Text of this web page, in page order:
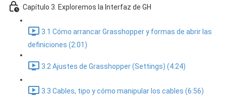
Capítulo 3. Exploremos la Interfaz de GH
3.1 Cómo arrancar Grasshopper y formas de abrir las
definiciones (2:01)
3.2 Ajustes de Grasshopper (Settings) (4:24)
3.3 Cables, tipo y cómo manipular los cables (6:56)